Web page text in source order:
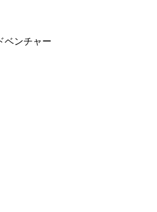
ベンチャー